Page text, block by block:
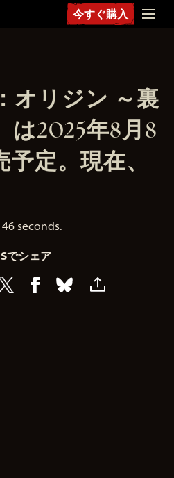
今すぐ購入
オリジン ～裏
は2025年8月8
定。現在、
seconds
でシェア